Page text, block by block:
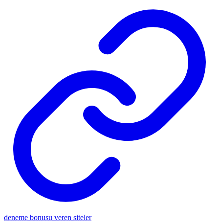
deneme bonusu veren siteler